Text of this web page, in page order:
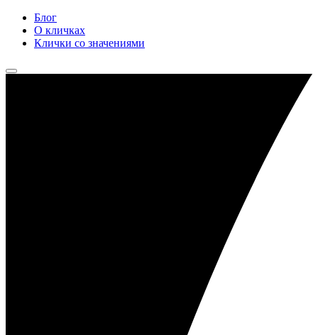
Блог
О кличках
Клички со значениями